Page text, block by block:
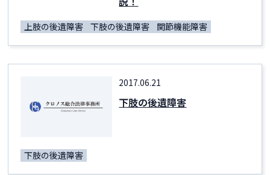
上肢の後遺障害 下肢の後遺障害 関節機能障害
2017.06.21
下肢の後遺障害
下肢の後遺障害